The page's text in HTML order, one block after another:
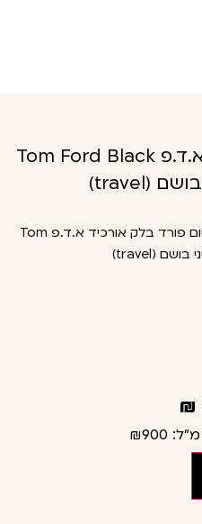
טום פורד בלק אורכיד א.ד.פ Tom Ford Black
טום פורד בלק אורכיד א.ד.פ Tom
₪
₪900